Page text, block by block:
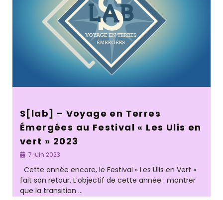
S[lab] – Voyage en Terres
Émergées au Festival « Les Ulis en
vert » 2023
7 juin 2023
Cette année encore, le Festival « Les Ulis en Vert »
fait son retour. L’objectif de cette année : montrer
que la transition …